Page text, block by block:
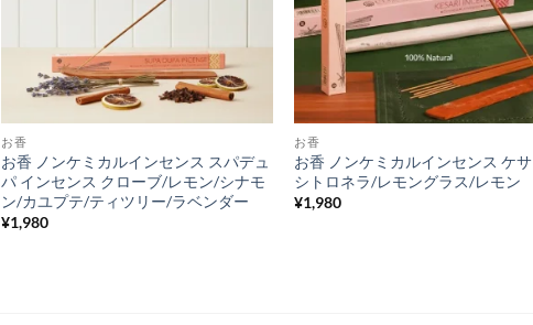
お香
お香 ノンケミカルインセンス スパデュ
パ インセンス クローブ/レモン/シナモ
ン/カユプテ/ティツリー/ラベンダー
¥1,980
お香
お香 ノンケミカルインセンス ケサ
シトロネラ/レモングラス/レモン
¥1,980